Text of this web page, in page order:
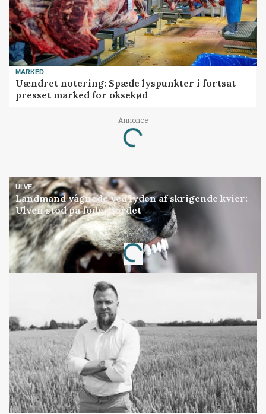
MARKED
Uændret notering: Spæde lyspunkter i fortsat
presset marked for oksekød
Annonce
Loading...
ULVE
Landmand vågnede ved lyden af skrigende kvier:
Ulven stod på foderbordet
Annonce
Loading...